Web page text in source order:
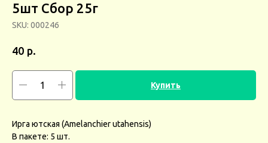
5шт Сбор 25г
SKU: 000246
40 р.
Купить
Ирга ютская (Amelanchier utahensis)
В пакете: 5 шт.